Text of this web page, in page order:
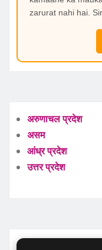
zarurat nahi hai.
अरुणाचल प्रदेश
असम
आंध्र प्रदेश
उत्तर प्रदेश